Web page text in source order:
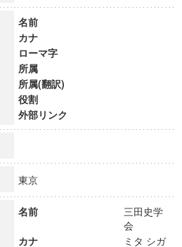
名前
カナ
ローマ字
所属
所属(翻訳)
役割
外部リンク
東京
名前
三田史学
会
カナ
ミタ シガ